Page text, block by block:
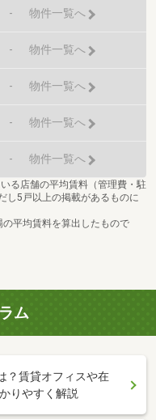
- 物件一覧へ
- 物件一覧へ
- 物件一覧へ
- 物件一覧へ
- 物件一覧へ
る店舗の平均賃料（管理費・駐
し5戸以上の掲載があるものに
平均賃料を算出したもので
ム
？賃貸オフィスや在
りやすく解説